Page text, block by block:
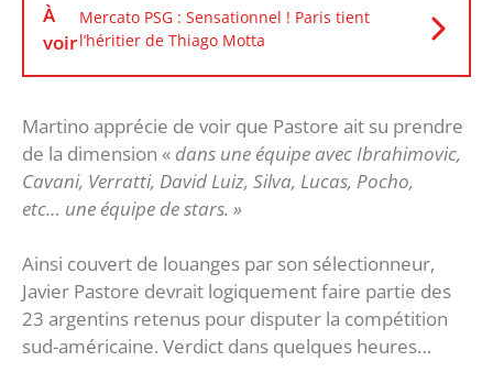
À
voir
Mercato PSG : Sensationnel ! Paris tient
l’héritier de Thiago Motta
Martino apprécie de voir que Pastore ait su prendre
de la dimension « dans une équipe avec Ibrahimovic,
Cavani, Verratti, David Luiz, Silva, Lucas, Pocho,
etc… une équipe de stars. »
Ainsi couvert de louanges par son sélectionneur,
Javier Pastore devrait logiquement faire partie des
23 argentins retenus pour disputer la compétition
sud-américaine. Verdict dans quelques heures…